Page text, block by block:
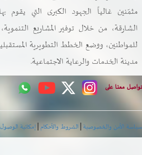
مثمّنين غالياً الجهود الكبرى التي
الشارقة، من خلال توفير المشاريع
للمواطنين، ووضع الخطط التطويرية
مدينة الخدمات والرعاية الاجتماعية.
معنا على
الأمن والخصوصية| الشروط والأحكام| إمكانية الوصول